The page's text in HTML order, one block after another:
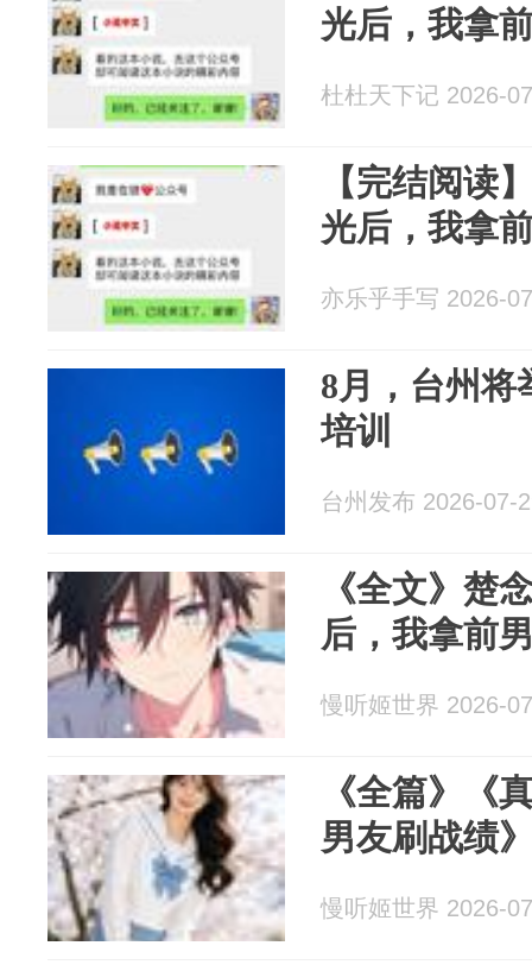
光后，我拿
杜杜天下记 2026-
【完结阅读
光后，我拿
亦乐乎手写 2026-
8月，台州将
培训
台州发布 2026-07-
《全文》楚
后，我拿前
慢听姬世界 2026-
《全篇》《
男友刷战绩
慢听姬世界 2026-